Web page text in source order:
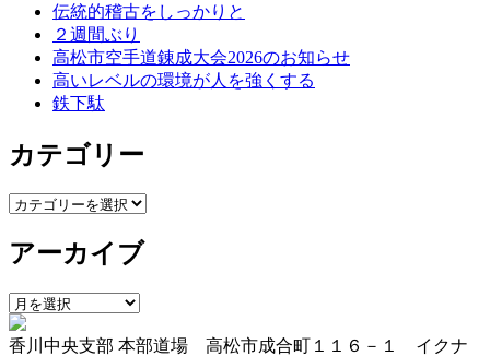
伝統的稽古をしっかりと
２週間ぶり
高松市空手道錬成大会2026のお知らせ
高いレベルの環境が人を強くする
鉄下駄
カテゴリー
カ
ゴ
ー
アーカイブ
ア
ー
カ
香川中央支部 本部道場 高松市成合町１１６－１ イクナ